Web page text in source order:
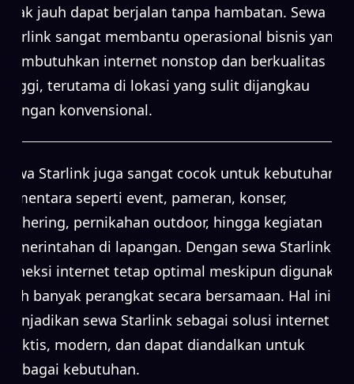
jarak jauh dapat berjalan tanpa hambatan. Sewa
Starlink sangat membantu operasional bisnis yang
membutuhkan internet nonstop dan berkualitas
tinggi, terutama di lokasi yang sulit dijangkau
jaringan konvensional.
Sewa Starlink juga sangat cocok untuk kebutuhan
sementara seperti event, pameran, konser,
gathering, pernikahan outdoor, hingga kegiatan
pemerintahan di lapangan. Dengan sewa Starlink,
koneksi internet tetap optimal meskipun digunakan
oleh banyak perangkat secara bersamaan. Hal ini
menjadikan sewa Starlink sebagai solusi internet
praktis, modern, dan dapat diandalkan untuk
berbagai kebutuhan.